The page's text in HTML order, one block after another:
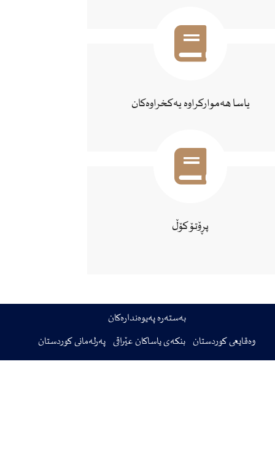
یاسا هەموارکراوە یەکخراوەکان
پڕۆتۆکۆڵ
بەستەرە پەیوەندارەکان
وەقایعی کوردستان بنکەی یاساکان عێراقی پەرلەمانی کوردستان